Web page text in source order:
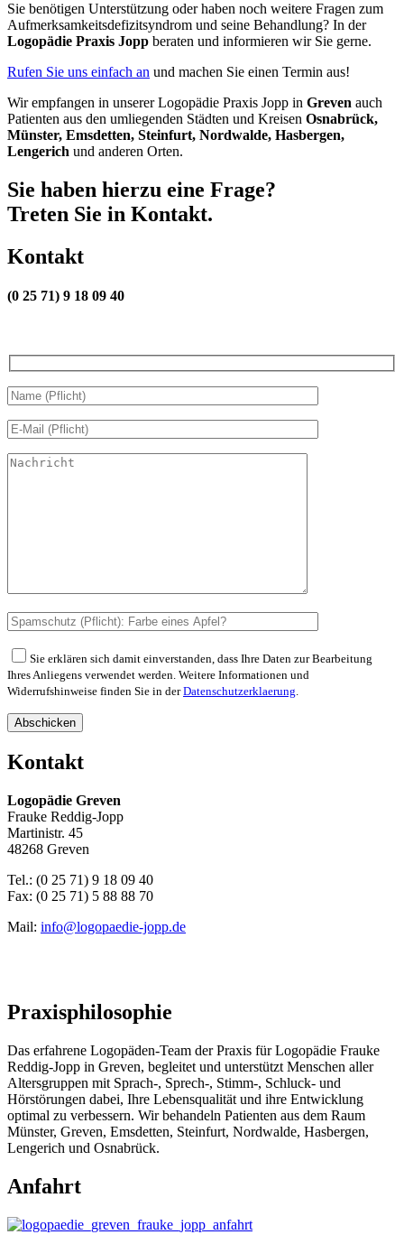
Sie benötigen Unterstützung oder haben noch weitere Fragen zum
Aufmerksamkeitsdefizitsyndrom und seine Behandlung? In der
Logopädie Praxis Jopp beraten und informieren wir Sie gerne.
Rufen Sie uns einfach an und machen Sie einen Termin aus!
Wir empfangen in unserer Logopädie Praxis Jopp in Greven auch
Patienten aus den umliegenden Städten und Kreisen Osnabrück,
Münster, Emsdetten, Steinfurt, Nordwalde, Hasbergen,
Lengerich und anderen Orten.
Sie haben hierzu eine Frage?
Treten Sie in Kontakt.
Kontakt
(0 25 71) 9 18 09 40
Sie erklären sich damit einverstanden, dass Ihre Daten zur Bearbeitung
Ihres Anliegens verwendet werden. Weitere Informationen und
Widerrufshinweise finden Sie in derDatenschutzerklaerung.
Abschicken
Kontakt
Logopädie Greven
Frauke Reddig-Jopp
Martinistr. 45
48268 Greven
Tel.: (0 25 71) 9 18 09 40
Fax: (0 25 71) 5 88 88 70
Mail: info@logopaedie-jopp.de
Praxisphilosophie
Das erfahrene Logopäden-Team der Praxis für Logopädie Frauke
Reddig-Jopp in Greven, begleitet und unterstützt Menschen aller
Altersgruppen mit Sprach-, Sprech-, Stimm-, Schluck- und
Hörstörungen dabei, Ihre Lebensqualität und ihre Entwicklung
optimal zu verbessern. Wir behandeln Patienten aus dem Raum
Münster, Greven, Emsdetten, Steinfurt, Nordwalde, Hasbergen,
Lengerich und Osnabrück.
Anfahrt